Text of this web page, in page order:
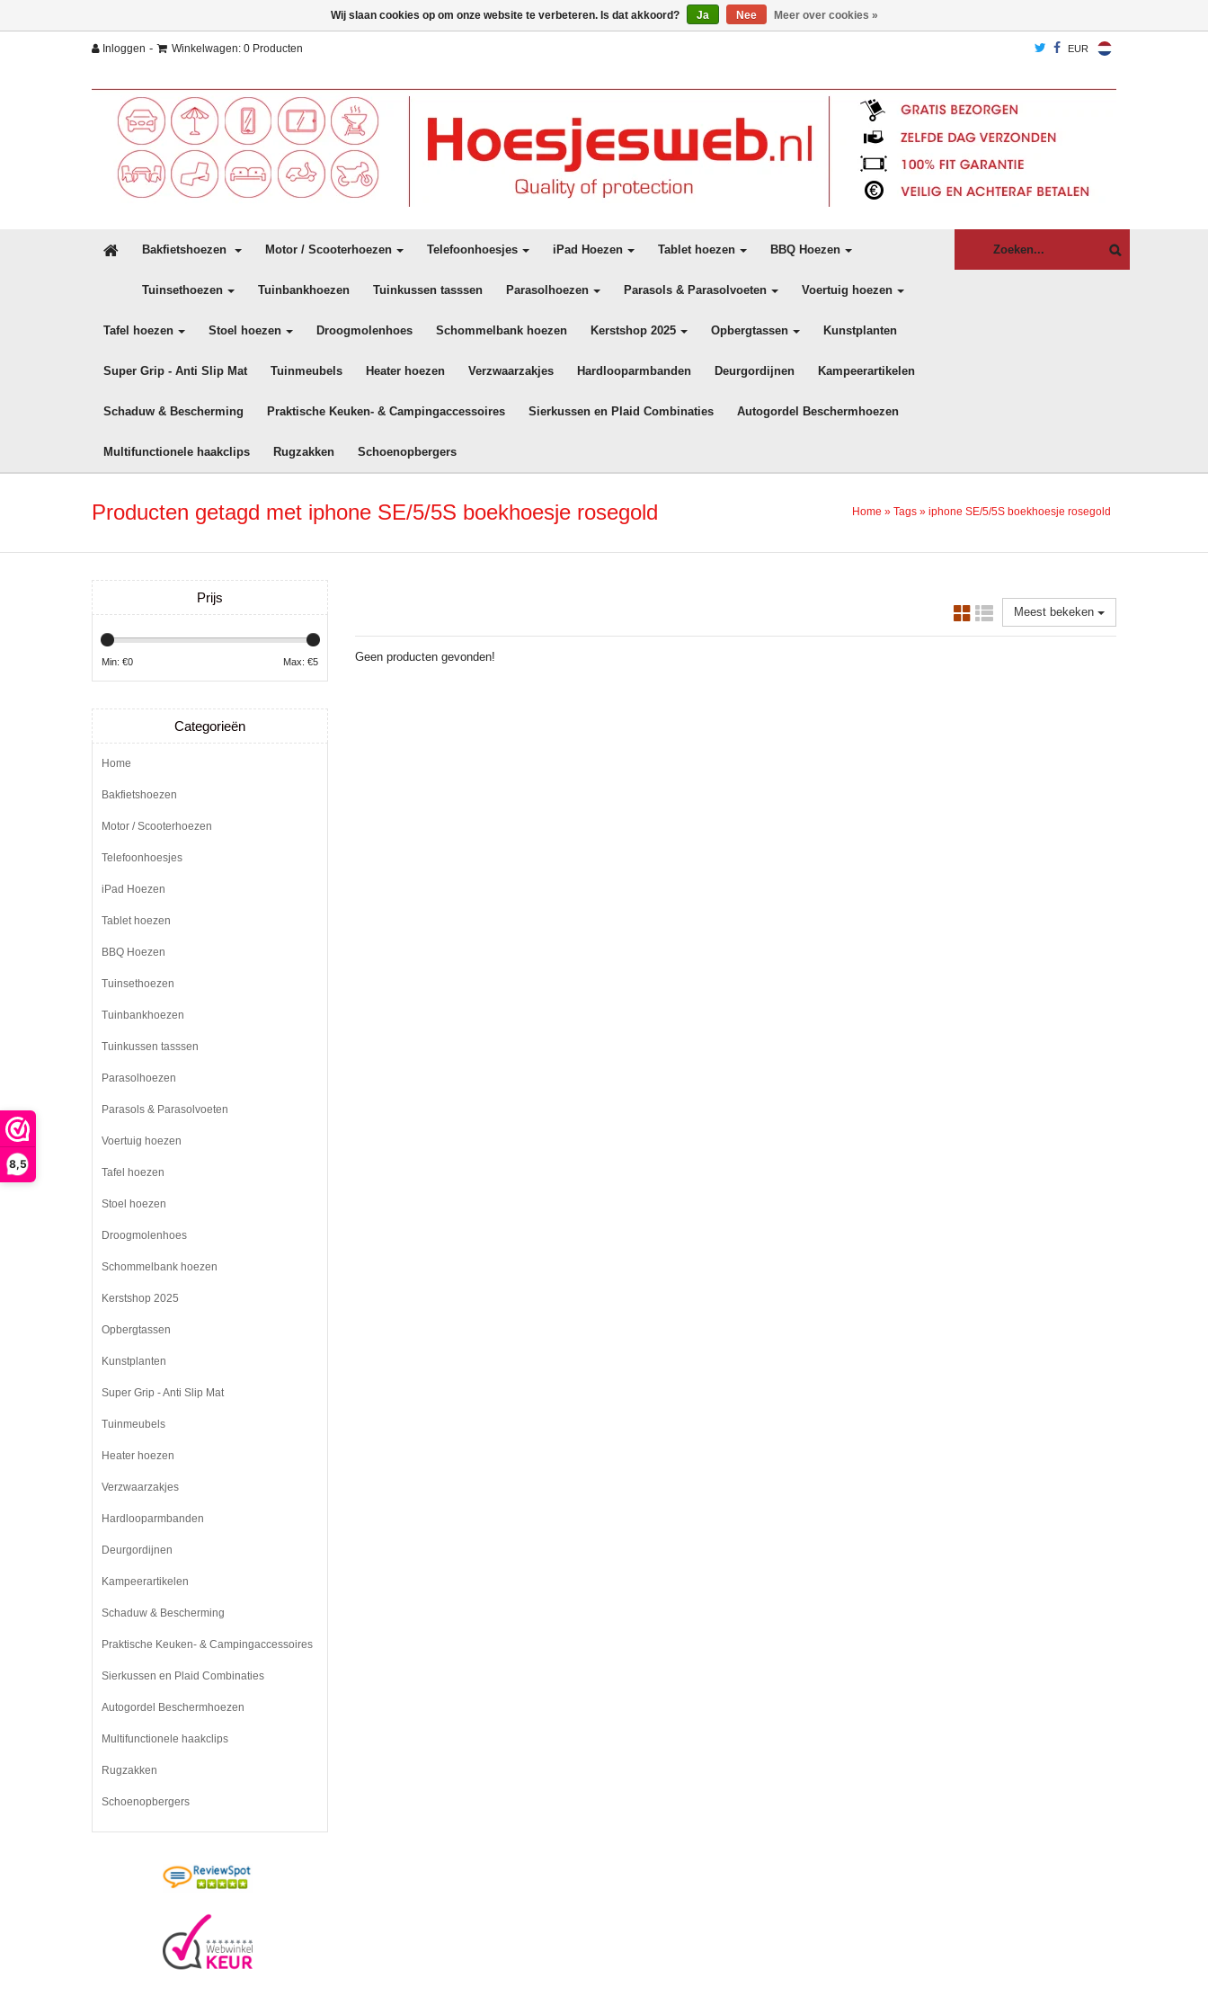
8,5
Inloggen - Winkelwagen: 0 Producten EUR
Bakfietshoezen Motor / Scooterhoezen Telefoonhoesjes iPad Hoezen Tablet hoezen BBQ Hoezen
Tuinsethoezen Tuinbankhoezen Tuinkussen tasssen Parasolhoezen Parasols & Parasolvoeten Voertuig hoezen
Tafel hoezen Stoel hoezen Droogmolenhoes Schommelbank hoezen Kerstshop 2025 Opbergtassen Kunstplanten
Super Grip - Anti Slip Mat Tuinmeubels Heater hoezen Verzwaarzakjes Hardlooparmbanden Deurgordijnen Kampeerartikelen
Schaduw & Bescherming Praktische Keuken- & Campingaccessoires Sierkussen en Plaid Combinaties Autogordel Beschermhoezen
Multifunctionele haakclips Rugzakken Schoenopbergers
Producten getagd met iphone SE/5/5S boekhoesje rosegold Home » Tags » iphone SE/5/5S boekhoesje rosegold
Meest bekeken
Geen producten gevonden!
Prijs
Min: €0 Max: €5
Categorieën
Home
Bakfietshoezen
Motor / Scooterhoezen
Telefoonhoesjes
iPad Hoezen
Tablet hoezen
BBQ Hoezen
Tuinsethoezen
Tuinbankhoezen
Tuinkussen tasssen
Parasolhoezen
Parasols & Parasolvoeten
Voertuig hoezen
Tafel hoezen
Stoel hoezen
Droogmolenhoes
Schommelbank hoezen
Kerstshop 2025
Opbergtassen
Kunstplanten
Super Grip - Anti Slip Mat
Tuinmeubels
Heater hoezen
Verzwaarzakjes
Hardlooparmbanden
Deurgordijnen
Kampeerartikelen
Schaduw & Bescherming
Praktische Keuken- & Campingaccessoires
Sierkussen en Plaid Combinaties
Autogordel Beschermhoezen
Multifunctionele haakclips
Rugzakken
Schoenopbergers
Wij slaan cookies op om onze website te verbeteren. Is dat akkoord? Ja Nee Meer over cookies »